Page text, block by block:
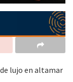
de lujo en altamar